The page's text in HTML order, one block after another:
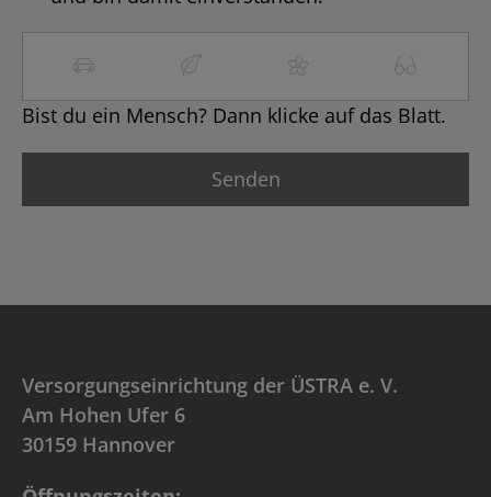
Bist du ein Mensch? Dann klicke auf das Blatt.
Versorgungseinrichtung der ÜSTRA e. V.
Am Hohen Ufer 6
30159 Hannover